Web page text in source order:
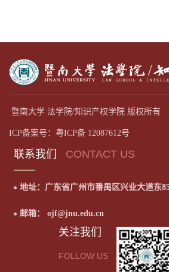
暨南大学 法学院/知识产权学院 版权所有
ICP备案号：粤ICP备 12087612号
联系我们 CONTACT US
地址：广东省广州市番禺区兴业大道东
邮箱： ojf@jnu.edu.cn
关注我们
FOLLOW US